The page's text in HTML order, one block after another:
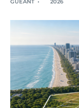
GUEANT 2026